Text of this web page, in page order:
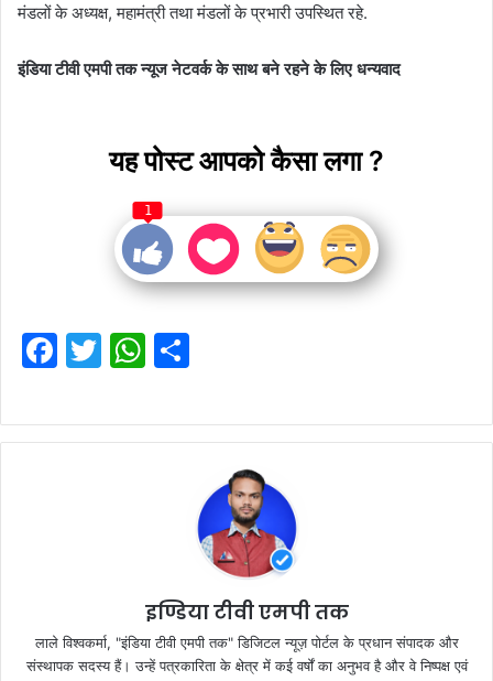
मंडलों के अध्यक्ष, महामंत्री तथा मंडलों के प्रभारी उपस्थित रहे.
इंडिया टीवी एमपी तक न्यूज नेटवर्क के साथ बने रहने के लिए धन्यवाद
यह पोस्ट आपको कैसा लगा ?
1
F
c
e
T
itt
er
W
at
s
ar
e
इण्डिया टीवी एमपी तक
लाले विश्वकर्मा, "इंडिया टीवी एमपी तक" डिजिटल न्यूज़ पोर्टल के प्रधान संपादक और
संस्थापक सदस्य हैं। उन्हें पत्रकारिता के क्षेत्र में कई वर्षों का अनुभव है और वे निष्पक्ष एवं